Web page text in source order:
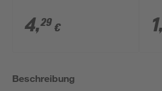
4,29 € 1,
Beschreibung